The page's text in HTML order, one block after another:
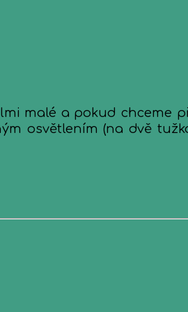
malé a pokud chceme
osvětlením (na dvě